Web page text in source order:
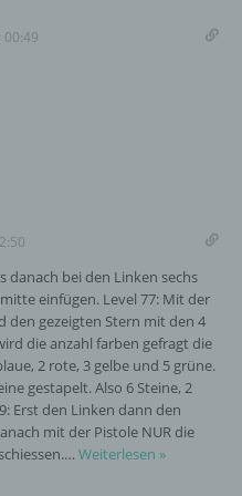
00:49
danach bei den Linken sechs
einfügen. Level 77: Mit der
den gezeigten Stern mit den 4
die anzahl farben gefragt die
2 rote, 3 gelbe und 5 grüne.
gestapelt. Also 6 Steine, 2
Erst den Linken dann den
mit der Pistole NUR die
… Weiterlesen »
für die Verarbeitung
natürliche oder
entscheidet.
dieser
Unionsrecht oder
vorgegeben,
die bestimmten
nach dem
Recht der
werden.